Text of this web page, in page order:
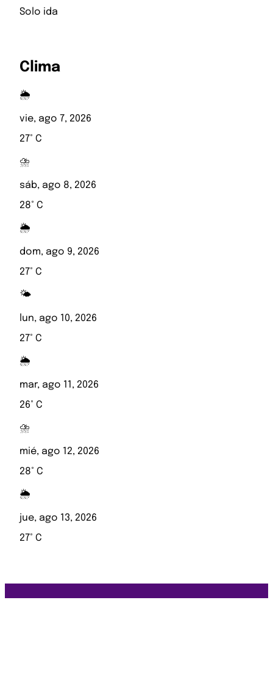
Solo ida
Clima
🌦️
vie, ago 7, 2026
27° C
⛈️
sáb, ago 8, 2026
28° C
🌦️
dom, ago 9, 2026
27° C
🌤️
lun, ago 10, 2026
27° C
🌦️
mar, ago 11, 2026
26° C
⛈️
mié, ago 12, 2026
28° C
🌦️
jue, ago 13, 2026
27° C